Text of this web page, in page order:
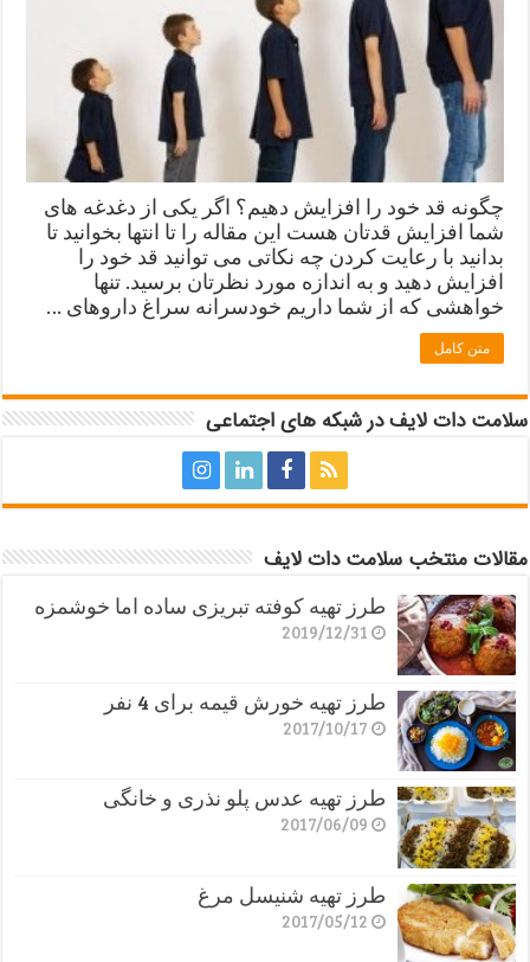
چگونه قد خود را افزایش دهیم؟ اگر یکی از دغدغه های
شما افزایش قدتان هست این مقاله را تا انتها بخوانید تا
بدانید با رعایت کردن چه نکاتی می توانید قد خود را
افزایش دهید و به اندازه مورد نظرتان برسید. تنها
خواهشی که از شما داریم خودسرانه سراغ داروهای …
متن کامل
سلامت دات لایف در شبکه های اجتماعی
مقالات منتخب سلامت دات لایف
طرز تهیه کوفته تبریزی ساده اما خوشمزه
2019/12/31
طرز تهیه خورش قیمه برای 4 نفر
2017/10/17
طرز تهیه عدس پلو نذری و خانگی
2017/06/09
طرز تهیه شنیسل مرغ
2017/05/12